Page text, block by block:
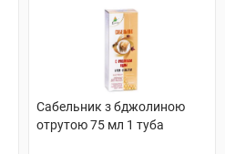
Сабельник з бджолиною
отрутою 75 мл 1 туба